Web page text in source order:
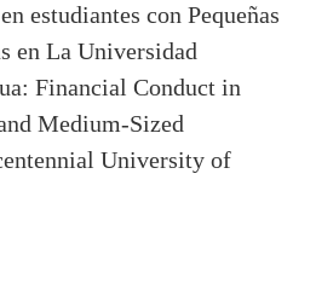
estudiantes con Pequeñas
en La Universidad
Financial Conduct in
Medium-Sized
University of